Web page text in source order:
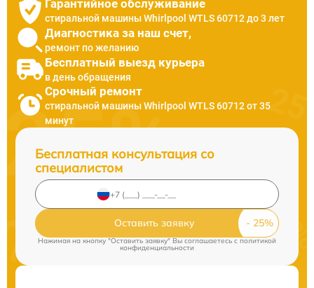
Гарантийное обслуживание
стиральной машины Whirlpool WTLS 60712 до 3 лет
Диагностика за наш счет,
ремонт по желанию
Бесплатный выезд курьера
в день обращения
Срочный ремонт
стиральной машины Whirlpool WTLS 60712 от 35
минут
Бесплатная консультация со
специалистом
Оставить заявку
Нажимая на кнопку "Оставить заявку" Вы соглашаетесь c политикой
конфиденциальности